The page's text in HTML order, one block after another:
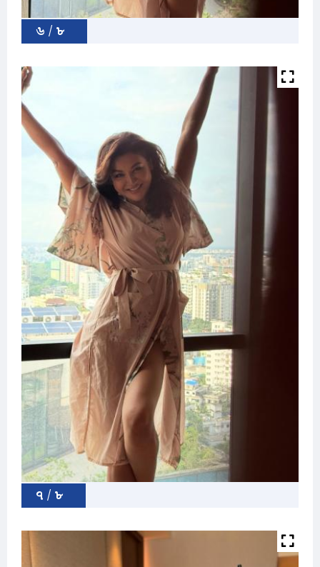
৬ / ৮
৭ / ৮